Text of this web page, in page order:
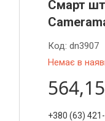
Смарт
Немає в
Код: dn3907
+380 (63)